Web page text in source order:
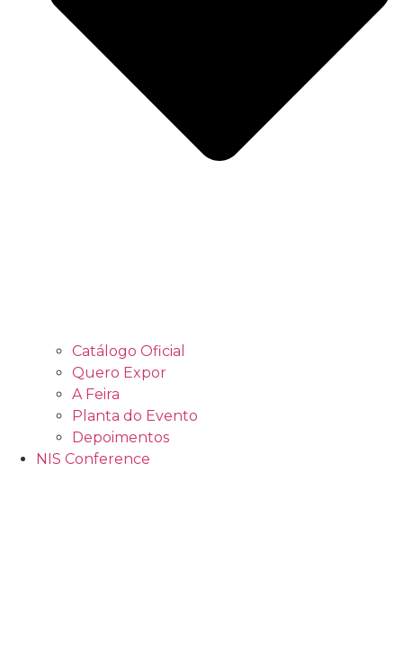
Catálogo Oficial
Quero Expor
A Feira
Planta do Evento
Depoimentos
NIS Conference